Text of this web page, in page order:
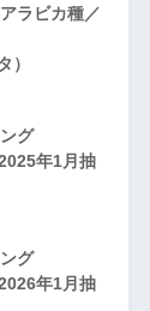
ラビカ種／
）
グ
年1月抽
グ
年1月抽